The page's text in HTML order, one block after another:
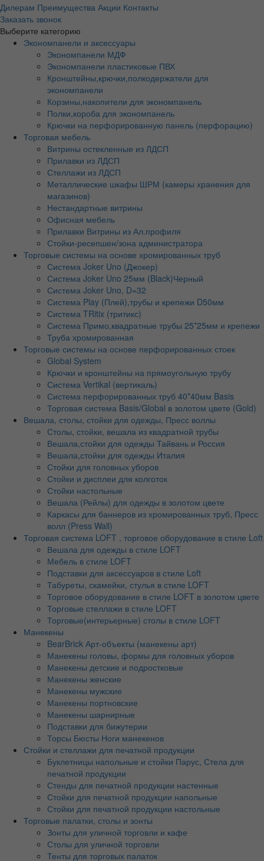
Дилерам Преимущества Акции Контакты
Заказать звонок
Выберите категорию
Экономпанели и аксессуары
Экономпанели МДФ
Экономпанели пластиковые ПВХ
Кронштейны,крючки,полкодержатели для
экономпанели
Корзины,накопители для экономпанель
Полки,короба для экономпанель
Крючки на перфорированную панель (перфорацию)
Торговая мебель
Витрины остекленные из ЛДСП
Прилавки из ЛДСП
Стеллажи из ЛДСП
Металлические шкафы ШРМ (камеры хранения для
магазинов)
Нестандартные витрины
Офисная мебель
Прилавки Витрины из Ал.профиля
Стойки-ресепшен/зона администратора
Торговые системы на основе хромированных труб
Система Joker Uno (Джокер)
Система Joker Uno 25мм (Black)Черный
Система Joker Uno, D=32
Система Play (Плей),трубы и крепежи D50мм
Система TRitix (тритикс)
Система Примо,квадратные трубы 25*25мм и крепежи
Труба хромированная
Торговые системы на основе перфорированных стоек
Global System
Крючки и кронштейны на прямоугольную трубу
Система Vertikal (вертикаль)
Система перфорированных труб 40*40мм Basis
Торговая система Basis/Global в золотом цвете (Gold)
Вешала, столы, стойки для одежды, Пресс воллы
Столы, стойки, вешала из квадратной трубы
Вешала,стойки для одежды Тайвань и Россия
Вешала,стойки для одежды Италия
Стойки для головных уборов
Стойки и дисплеи для колготок
Стойки настольные
Вешала (Рейлы) для одежды в золотом цвете
Каркасы для баннеров из хромированных труб, Пресс
волл (Press Wall)
Торговая система LOFT , торговое оборудование в стиле Loft
Вешала для одежды в стиле LOFT
Мебель в стиле LOFT
Подставки для аксессуаров в стиле Loft
Табуреты, скамейки, стулья в стиле LOFT
Торговое оборудование в стиле LOFT в золотом цвете
Торговые стеллажи в стиле LOFT
Торговые(интерьерные) столы в стиле LOFT
Манекены
BearBrick Арт-объекты (манекены арт)
Манекены головы, формы для головных уборов
Манекены детские и подростковые
Манекены женские
Манекены мужские
Манекены портновские
Манекены шарнирные
Подставки для бижутерии
Торсы Бюсты Ноги манекенов
Стойки и стеллажи для печатной продукции
Буклетницы напольные и стойки Парус, Стела для
печатной продукции
Стенды для печатной продукции настенные
Стойки для печатной продукции напольные
Стойки для печатной продукции настольные
Торговые палатки, столы и зонты
Зонты для уличной торговли и кафе
Столы для уличной торговли
Тенты для торговых палаток